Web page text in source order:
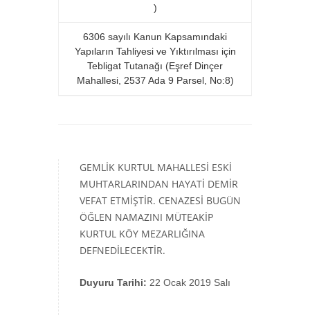
)
6306 sayılı Kanun Kapsamındaki
Yapıların Tahliyesi ve Yıktırılması için
Tebligat Tutanağı (Eşref Dinçer
Mahallesi, 2537 Ada 9 Parsel, No:8)
GEMLİK KURTUL MAHALLESİ ESKİ
MUHTARLARINDAN HAYATİ DEMİR
VEFAT ETMİŞTİR. CENAZESİ BUGÜN
ÖĞLEN NAMAZINI MÜTEAKİP
KURTUL KÖY MEZARLIĞINA
DEFNEDİLECEKTİR.
Duyuru Tarihi: 22 Ocak 2019 Salı